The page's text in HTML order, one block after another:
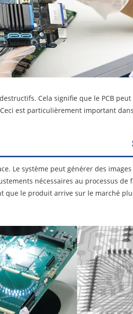
Cela signifie que le PCB
est particulièrement important
Le système peut générer des
nécessaires au processus de
le produit arrive sur le marché